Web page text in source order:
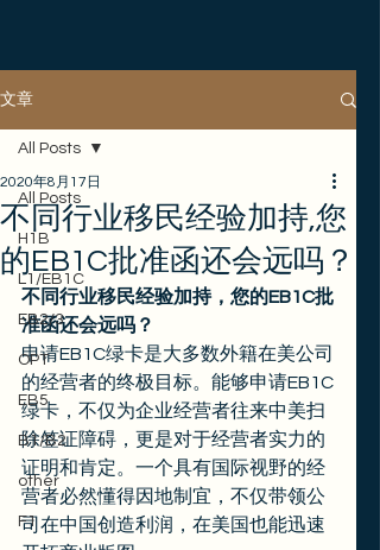
文章
All Posts
H1B
L1/EB1C
EB2/3
OPT
EB5
B1/B2
other
F1
All Posts
不同行业移民经验加持,您
的EB1C批准函还会远吗？
2020年8月17日
不同行业移民经验加持，您的EB1C批
准函还会远吗？
申请EB1C绿卡是大多数外籍在美公司
的经营者的终极目标。能够申请EB1C
绿卡，不仅为企业经营者往来中美扫
除签证障碍，更是对于经营者实力的
证明和肯定。一个具有国际视野的经
营者必然懂得因地制宜，不仅带领公
司在中国创造利润，在美国也能迅速